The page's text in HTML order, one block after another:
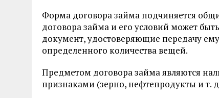
Форма договора займа подчиняется
договора займа и его условий может
документ, удостоверяющие передачу
определенного количества вещей.
Предметом договора займа являются
признаками (зерно, нефтепродукты и т.